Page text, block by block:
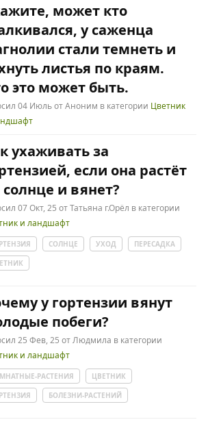
может кто
у саженца
стали темнеть и
листья по краям.
это может быть.
04 Июль отАноним в категории Цветник
ухаживать за
если она растёт
солнце и вянет?
07 Окт, 25 отТатьяна г.Орёл в категории
и ландшафт
СОЛНЦЕ УХОД
ПЕРЕСАДКА
у гортензии вянут
побеги?
25 Фев, 25 отЛюдмила в категории
и ландшафт
РАСТЕНИЯ
ЦВЕТНИК
БОЛЕЗНИ-РАСТЕНИЙ